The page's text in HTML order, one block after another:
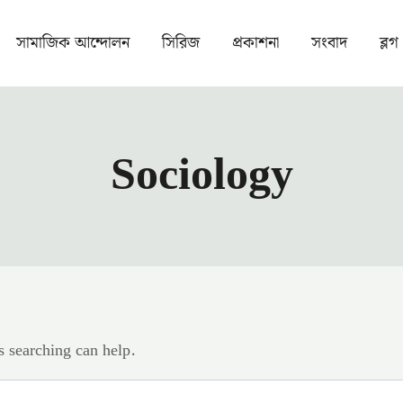
সামাজিক আন্দোলন সিরিজ প্রকাশনা সংবাদ ব্লগ
Sociology
searching can help.